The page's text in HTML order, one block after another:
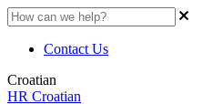
Contact Us
Croatian
HR Croatian